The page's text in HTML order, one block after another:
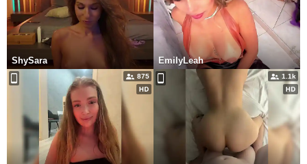
ShySara EmilyLeah
875 1.1k